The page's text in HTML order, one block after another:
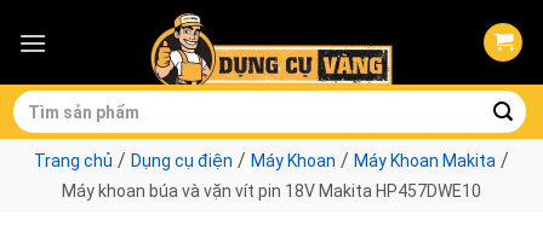
Tìm
kiếm:
Trang chủ / Dụng cụ điện / Máy Khoan / Máy Khoan Makita /
Máy khoan búa và vặn vít pin 18V Makita HP457DWE10